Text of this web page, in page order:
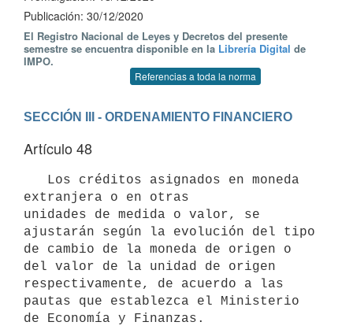
Publicación: 30/12/2020
El Registro Nacional de Leyes y Decretos del presente
semestre se encuentra disponible en la Librería Digital de
IMPO.
Referencias a toda la norma
SECCIÓN III - ORDENAMIENTO FINANCIERO
Artículo 48
extranjera o en otras
unidades de medida o valor, se
ajustarán según la evolución del tipo
de cambio de la moneda de origen o
del valor de la unidad de origen
respectivamente, de acuerdo a las
pautas que establezca el Ministerio
de Economía y Finanzas.